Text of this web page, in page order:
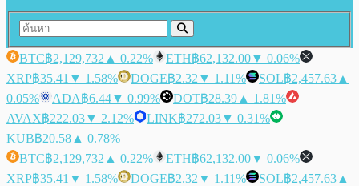
BTC฿2,129,732 ▲ 0.22% ETH฿62,132.00▼ 0.06%
XRP฿35.41 ▼ 1.58% DOGE฿2.32 ▼ 1.11% SOL฿2,457.63 ▲
0.05%
ADA฿6.44▼ 0.99% DOT฿28.39 ▲ 1.81%
AVAX฿222.03▼ 2.12% LINK฿272.03▼ 0.31%
KUB฿20.58 ▲ 0.78%
BTC฿2,129,732 ▲ 0.22% ETH฿62,132.00▼ 0.06%
XRP฿35.41 ▼ 1.58% DOGE฿2.32 ▼ 1.11% SOL฿2,457.63 ▲